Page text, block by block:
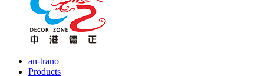
an-trano
Products